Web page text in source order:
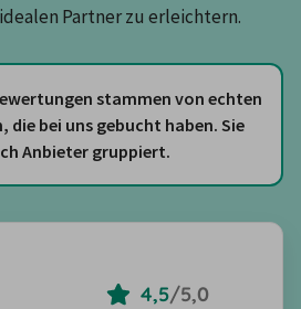
Partner zu erleichtern.
stammen von echten
die bei uns gebucht haben. Sie
Anbieter gruppiert.
4,5/5,0